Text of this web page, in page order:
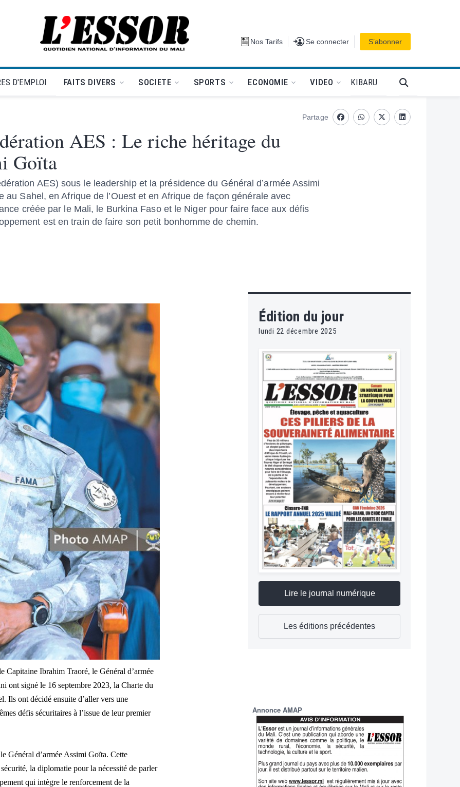
L'Essor - retour à la une Nos Tarifs Se connecter
Se connecter S’abonner
D'EMPLOI FAITS DIVERS SOCIETE SPORTS ECONOMIE VIDEO KIBARU
AES : Le riche héritage du
Goïta
AES) sous le leadership et la présidence du Général d’armée Assimi
au Sahel, en Afrique de l’Ouest et en Afrique de façon générale avec
créée par le Mali, le Burkina Faso et le Niger pour faire face aux défis
est en train de faire son petit bonhomme de chemin.
Partage
FacebookwhatsappTwitterLinkedin
Capitaine Ibrahim Traoré, le Général d’armée
ont signé le 16 septembre 2023, la Charte du
Ils ont décidé ensuite d’aller vers une
défis sécuritaires à l’issue de leur premier
Général d’armée Assimi Goïta. Cette
la diplomatie pour la nécessité de parler
qui intègre le renforcement de la
Édition du jour
lundi 22 décembre 2025
Lire le journal numérique
Les éditions précédentes
Annonce AMAP